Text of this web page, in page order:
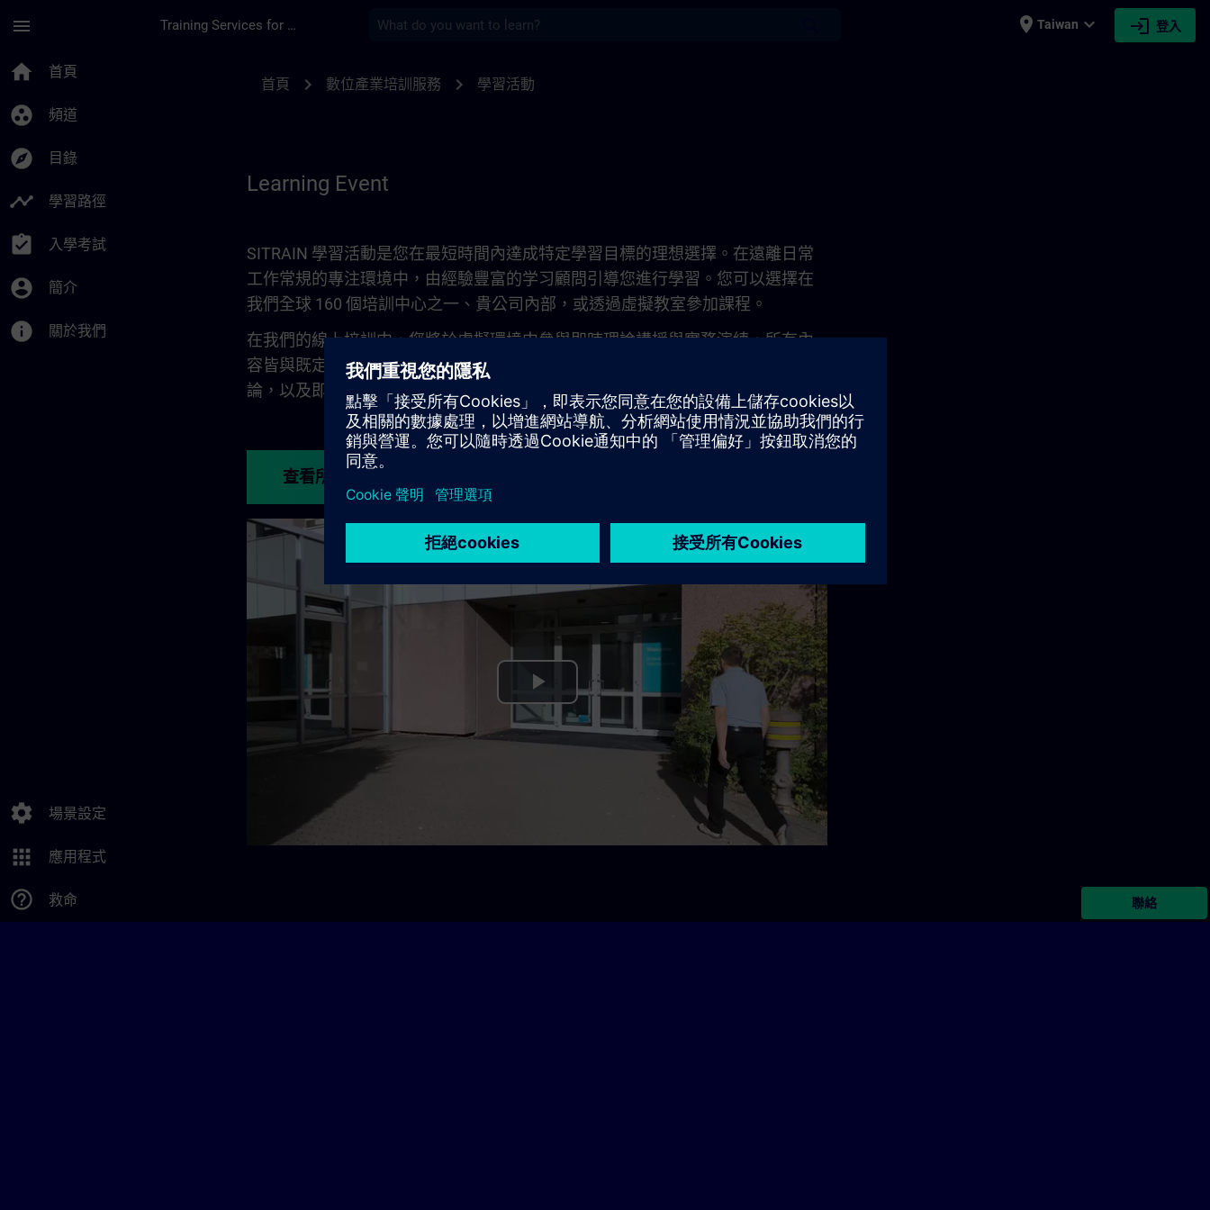
menu Training Services for Digital Industries place Taiwan expand_more login 登入
home 首頁
group_work 頻道
explore 目錄
timeline 學習路徑
assignment_turned_in 入學考試
account_circle 簡介
info 關於我們
settings 場景設定
apps 應用程式
help_outline 救命
首頁 chevron_right 數位產業培訓服務 chevron_right 學習活動
Learning Event
SITRAIN 學習活動是您在最短時間內達成特定學習目標的理想選擇。在遠離日常
工作常規的專注環境中，由經驗豐富的学习顧問引導您進行學習。您可以選擇在
我們全球 160 個培訓中心之一、貴公司內部，或透過虛擬教室參加課程。
在我們的線上培訓中，您將於虛擬環境中參與即時理論講授與實務演練，所有內
容皆與既定的學習目標緊密對應。這些課程包含與學習顧問的直接互動、小組討
論，以及即時問答環節。
查看所有課程
Play
Video
聯絡